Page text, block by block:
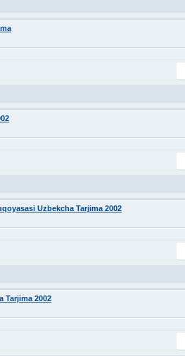
Uzbekcha Tarjima 2002
Tarjima 2002